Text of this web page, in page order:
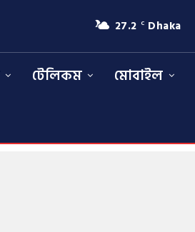
27.2 C Dhaka
টেলিকম মোবাইল